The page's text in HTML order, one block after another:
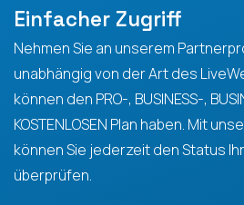
Einfacher Zugriff
Nehmen Sie an unserem
unabhängig von der Art des
können den PRO-, BUSINESS-,
KOSTENLOSEN Plan haben. Mit
können Sie jederzeit den Status
überprüfen.